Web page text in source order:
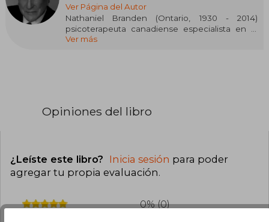
Ver Página del Autor
Nathaniel Branden (Ontario, 1930 - 2014)
psicoterapeuta canadiense especialista en la
psicología de la autoestima.
Ver más
Opiniones del libro
¿Leíste este libro? Inicia sesión para poder
agregar tu propia evaluación.
0% (0)